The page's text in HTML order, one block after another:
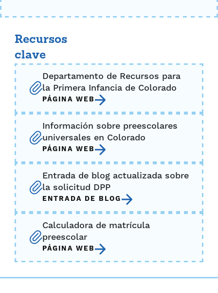
Ingresos brutos anuales
$40,000
Tipo de participación
Día completo
Medio día
Jornada extendida
Su crédito de matrícula mensual
estimado
$820 - $1227
estimaciones solo para fines de planificación. La
Recursos
clave
Departamento de Recursos para
la Primera Infancia de Colorado
PÁGINA WEB
Información sobre preescolares
universales en Colorado
PÁGINA WEB
Entrada de blog actualizada sobre
la solicitud DPP
ENTRADA DE BLOG
Calculadora de matrícula
preescolar
PÁGINA WEB